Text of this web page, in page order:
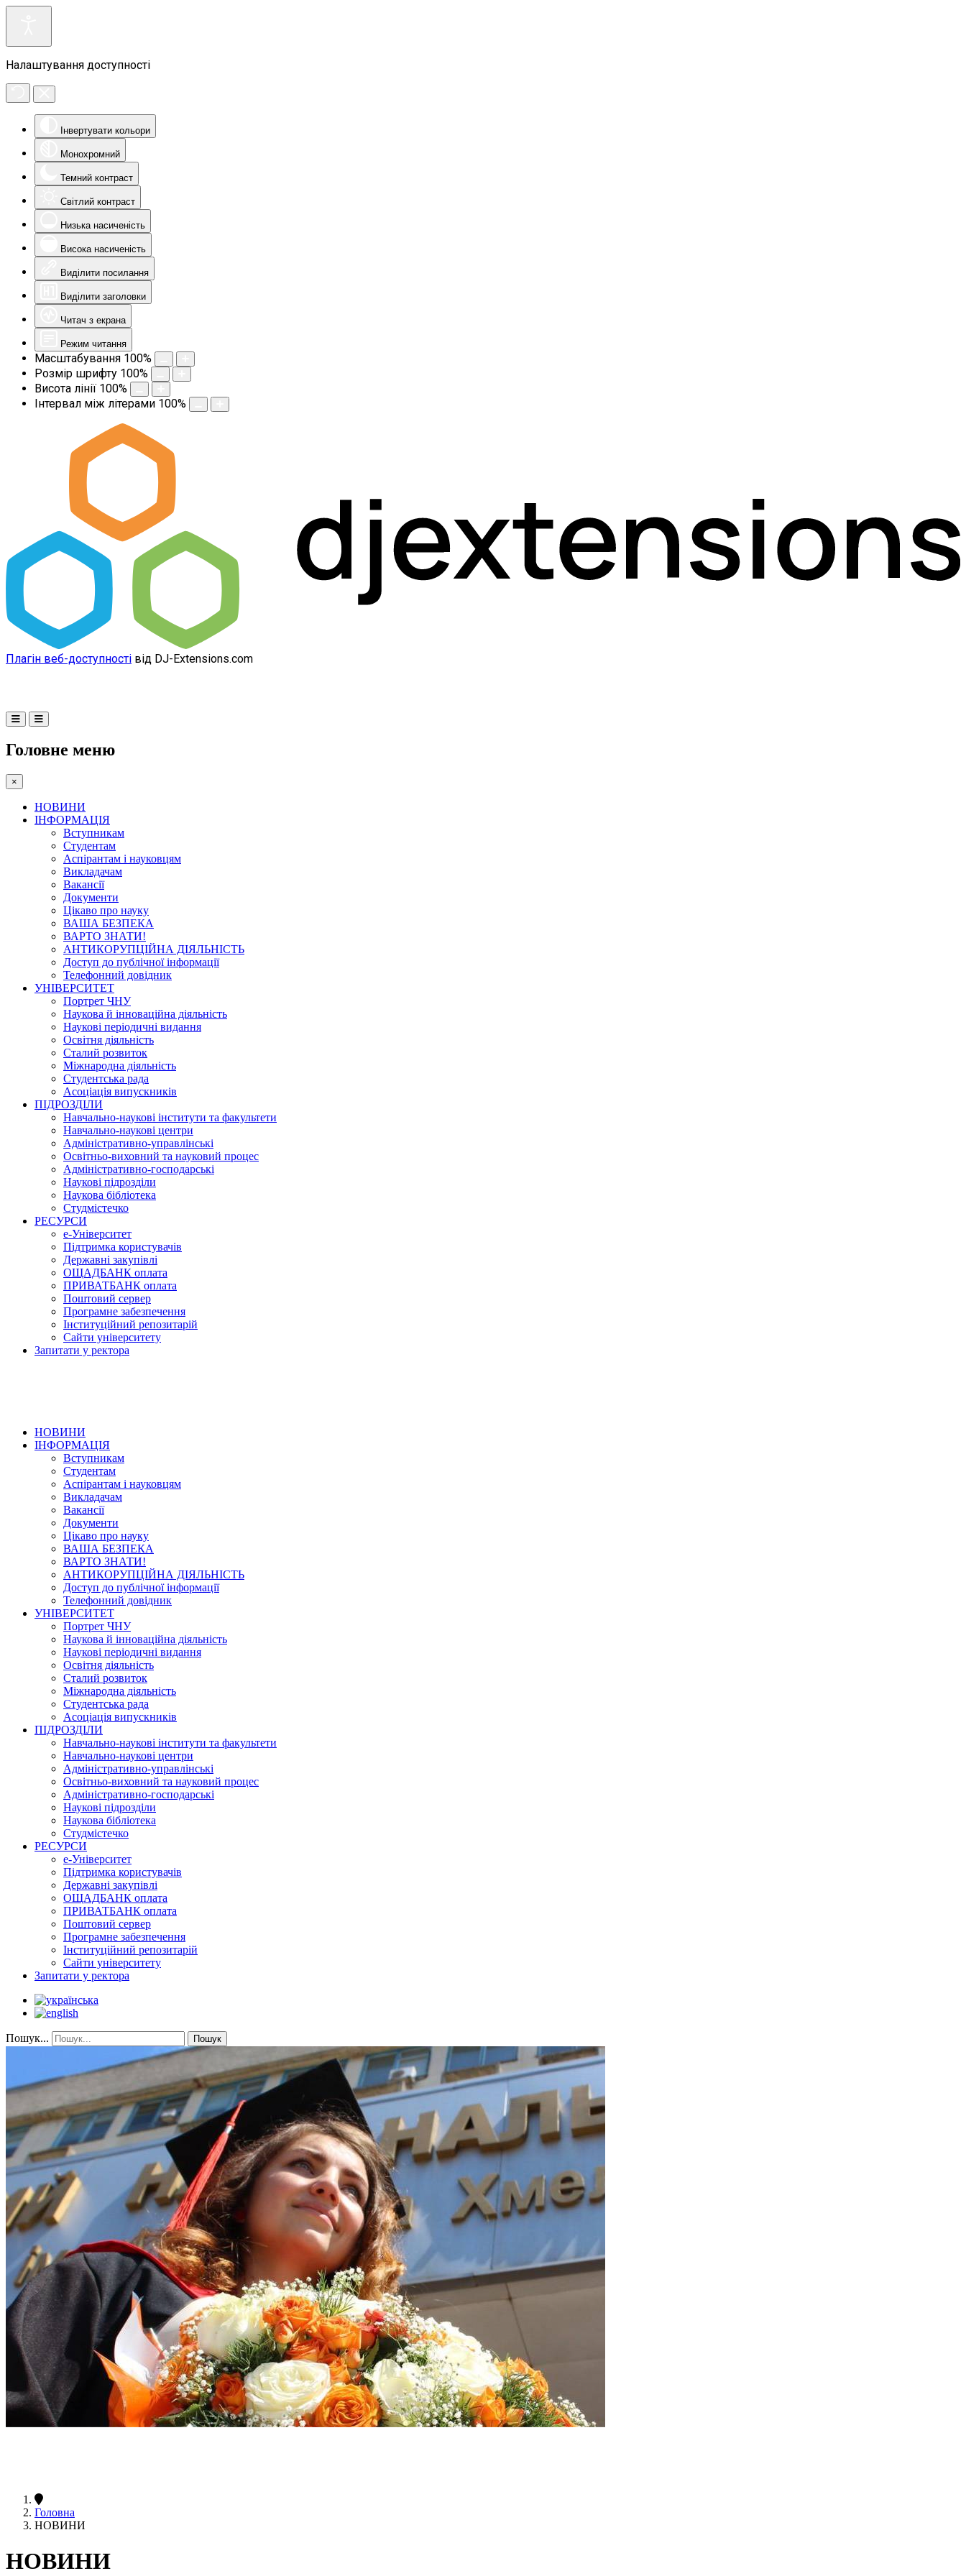
Налаштування доступності
Інвертувати кольори
Монохромний
Темний контраст
Світлий контраст
Низька насиченість
Висока насиченість
Виділити посилання
Виділити заголовки
Читач з екрана
Режим читання
Масштабування 100%
Розмір шрифту 100%
Висота лінії 100%
Інтервал між літерами 100%
Плагін веб-доступності від DJ-Extensions.com
Головне меню
×
НОВИНИ
ІНФОРМАЦІЯ
Вступникам
Студентам
Аспірантам і науковцям
Викладачам
Вакансії
Документи
Цікаво про науку
ВАША БЕЗПЕКА
ВАРТО ЗНАТИ!
АНТИКОРУПЦІЙНА ДІЯЛЬНІСТЬ
Доступ до публічної інформації
Телефонний довідник
УНІВЕРСИТЕТ
Портрет ЧНУ
Наукова й інноваційна діяльність
Наукові періодичні видання
Освітня діяльність
Сталий розвиток
Міжнародна діяльність
Студентська рада
Асоціація випускників
ПІДРОЗДІЛИ
Навчально-наукові інститути та факультети
Навчально-наукові центри
Адміністративно-управлінські
Освітньо-виховний та науковий процес
Адміністративно-господарські
Наукові підрозділи
Наукова бібліотека
Студмістечко
РЕСУРСИ
е-Університет
Підтримка користувачів
Державні закупівлі
ОЩАДБАНК оплата
ПРИВАТБАНК оплата
Поштовий сервер
Програмне забезпечення
Інституційний репозитарій
Сайти університету
Запитати у ректора
НОВИНИ
ІНФОРМАЦІЯ
Вступникам
Студентам
Аспірантам і науковцям
Викладачам
Вакансії
Документи
Цікаво про науку
ВАША БЕЗПЕКА
ВАРТО ЗНАТИ!
АНТИКОРУПЦІЙНА ДІЯЛЬНІСТЬ
Доступ до публічної інформації
Телефонний довідник
УНІВЕРСИТЕТ
Портрет ЧНУ
Наукова й інноваційна діяльність
Наукові періодичні видання
Освітня діяльність
Сталий розвиток
Міжнародна діяльність
Студентська рада
Асоціація випускників
ПІДРОЗДІЛИ
Навчально-наукові інститути та факультети
Навчально-наукові центри
Адміністративно-управлінські
Освітньо-виховний та науковий процес
Адміністративно-господарські
Наукові підрозділи
Наукова бібліотека
Студмістечко
РЕСУРСИ
е-Університет
Підтримка користувачів
Державні закупівлі
ОЩАДБАНК оплата
ПРИВАТБАНК оплата
Поштовий сервер
Програмне забезпечення
Інституційний репозитарій
Сайти університету
Запитати у ректора
Пошук... Пошук
Головна
НОВИНИ
НОВИНИ